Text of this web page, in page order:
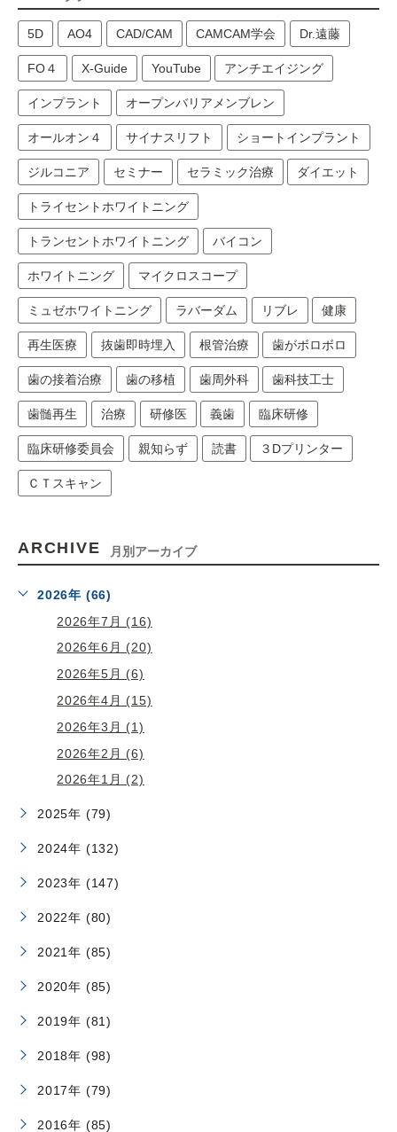
5D AO4 CAD/CAM CAMCAM学会 Dr.遠藤
FO４ X-Guide YouTube アンチエイジング
インプラント オープンバリアメンブレン
オールオン４ サイナスリフト ショートインプラント
ジルコニア セミナー セラミック治療 ダイエット
トライセントホワイトニング
トランセントホワイトニング バイコン
ホワイトニング マイクロスコープ
ミュゼホワイトニング ラバーダム リブレ 健康
再生医療 抜歯即時埋入 根管治療 歯がボロボロ
歯の接着治療 歯の移植 歯周外科 歯科技工士
歯髄再生 治療 研修医 義歯 臨床研修
臨床研修委員会 親知らず 読書 ３Dプリンター
ＣＴスキャン
ARCHIVE 月別アーカイブ
2026年 (66)
2026年7月 (16)
2026年6月 (20)
2026年5月 (6)
2026年4月 (15)
2026年3月 (1)
2026年2月 (6)
2026年1月 (2)
2025年 (79)
2024年 (132)
2023年 (147)
2022年 (80)
2021年 (85)
2020年 (85)
2019年 (81)
2018年 (98)
2017年 (79)
2016年 (85)